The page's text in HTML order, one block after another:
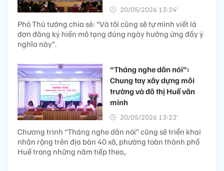
20/05/2026 13:24’
Phó Thủ tướng chia sẻ: “Và tôi cũng sẽ tự mình viết lá
đơn đăng ký hiến mô tạng đúng ngày hưởng ứng đầy ý
nghĩa này”.
“Tháng nghe dân nói”:
Chung tay xây dựng môi
trường và đô thị Huế văn
minh
20/05/2026 13:23’
Chương trình “Tháng nghe dân nói” cũng sẽ triển khai
nhân rộng trên địa bàn 40 xã, phường toàn thành phố
Huế trong những năm tiếp theo,.